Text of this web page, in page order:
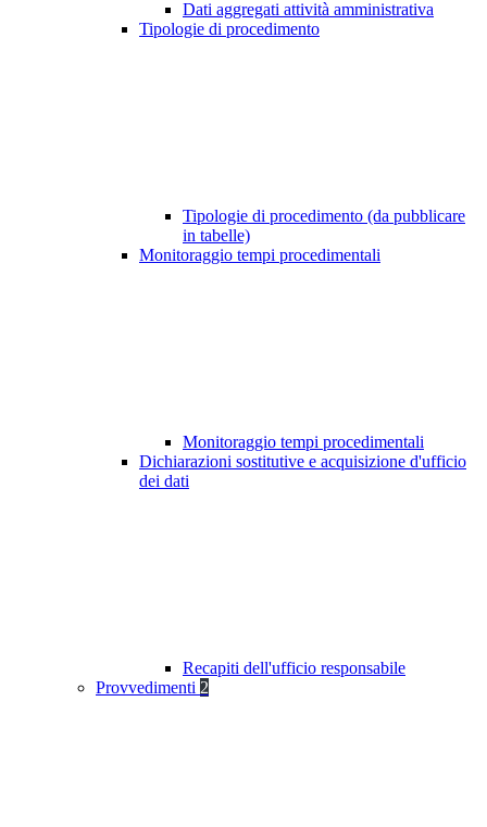
Dati aggregati attività amministrativa
Tipologie di procedimento
Tipologie di procedimento (da pubblicare
in tabelle)
Monitoraggio tempi procedimentali
Monitoraggio tempi procedimentali
Dichiarazioni sostitutive e acquisizione d'ufficio
dei dati
Recapiti dell'ufficio responsabile
Provvedimenti 2